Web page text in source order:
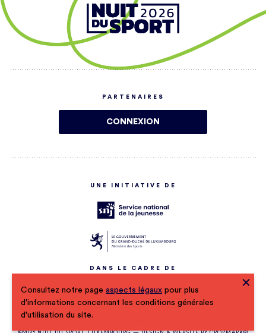
Consultez notre page aspects légaux pour plus
d'informations concernant les conditions générales
d'utilisation du site.
PARTENAIRES
CONNEXION
UNE INITIATIVE DE
DANS LE CADRE DE